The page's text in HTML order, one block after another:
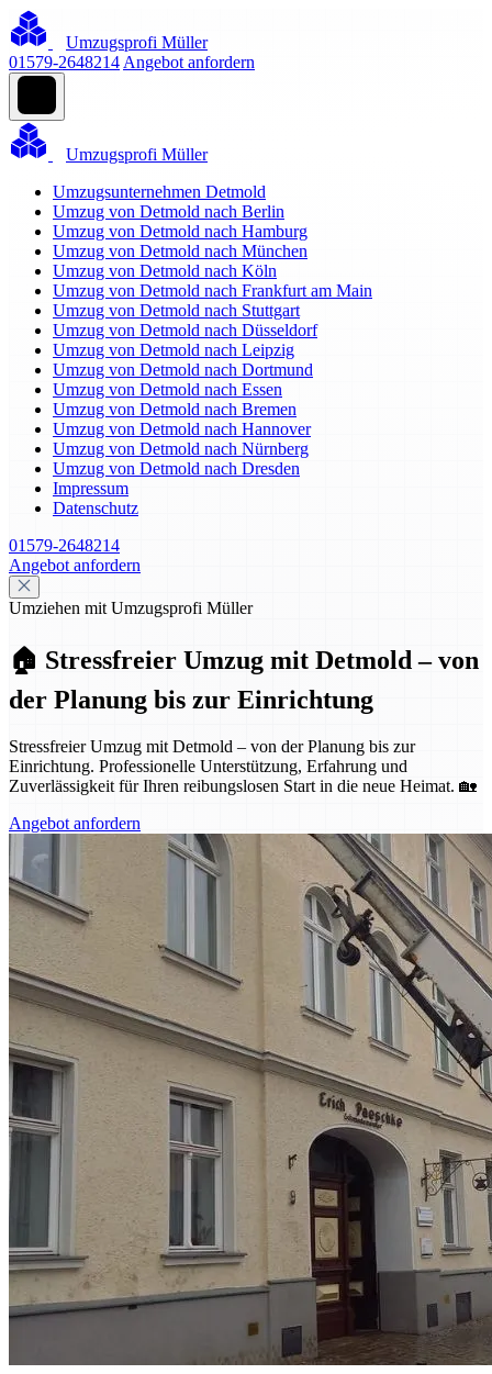
Umzugsprofi Müller
01579-2648214 Angebot anfordern
Umzugsprofi Müller
Umzugsunternehmen Detmold
Umzug von Detmold nach Berlin
Umzug von Detmold nach Hamburg
Umzug von Detmold nach München
Umzug von Detmold nach Köln
Umzug von Detmold nach Frankfurt am Main
Umzug von Detmold nach Stuttgart
Umzug von Detmold nach Düsseldorf
Umzug von Detmold nach Leipzig
Umzug von Detmold nach Dortmund
Umzug von Detmold nach Essen
Umzug von Detmold nach Bremen
Umzug von Detmold nach Hannover
Umzug von Detmold nach Nürnberg
Umzug von Detmold nach Dresden
Impressum
Datenschutz
01579-2648214
Angebot anfordern
Umziehen mit Umzugsprofi Müller
🏠 Stressfreier Umzug mit Detmold – von
der Planung bis zur Einrichtung
Stressfreier Umzug mit Detmold – von der Planung bis zur
Einrichtung. Professionelle Unterstützung, Erfahrung und
Zuverlässigkeit für Ihren reibungslosen Start in die neue Heimat. 🏡
Angebot anfordern